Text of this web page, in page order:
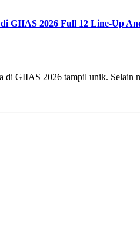
GIIAS 2026 Full 12 Line-Up
GIIAS 2026 tampil unik. Selain